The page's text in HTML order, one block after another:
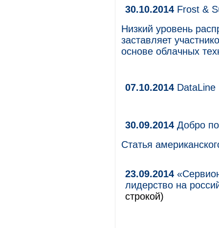
30.10.2014 Frost &
Низкий уровень
заставляет
основе облачных
07.10.2014 DataLine
30.09.2014 Добро
Статья
23.09.2014
лидерство на
строкой)